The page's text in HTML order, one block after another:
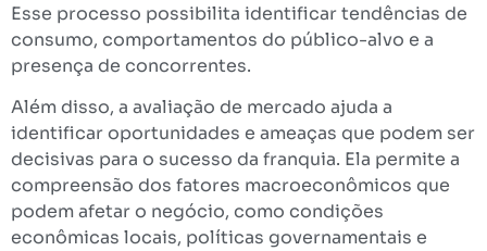
Esse processo possibilita identificar tendências de
consumo, comportamentos do público-alvo e a
presença de concorrentes.
Além disso, a avaliação de mercado ajuda a
identificar oportunidades e ameaças que podem ser
decisivas para o sucesso da franquia. Ela permite a
compreensão dos fatores macroeconômicos que
podem afetar o negócio, como condições
econômicas locais, políticas governamentais e